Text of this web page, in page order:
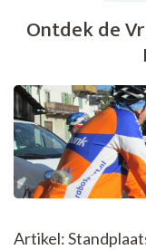
Ontdek de
Artikel: